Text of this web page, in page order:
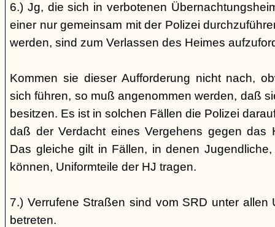
6.) Jg, die sich in verbotenen
einer nur gemeinsam mit der Polizei
werden, sind zum Verlassen des Heimes
Kommen sie dieser Aufforderung nicht nach,
sich führen, so muß angenommen werden, daß
besitzen. Es ist in solchen Fällen die Polizei
daß der Verdacht eines Vergehens gegen das
Das gleiche gilt in Fällen, in denen
können, Uniformteile der HJ tragen.
7.) Verrufene Straßen sind vom SRD unter allen
betreten.